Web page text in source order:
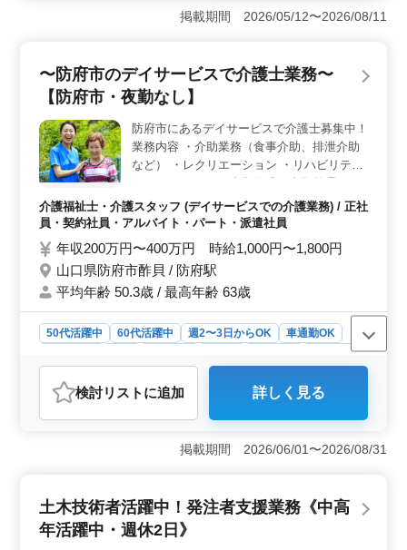
の看護師募集です。40代以上の方々が活躍中で、社会保
障完備の安定した環境でお仕事ができます。精神・神経
け渡しなど、幅広い業務に携わることができます。体位
交換やガーゼ交換、投薬など、患者様のケアに関わる業
を磨きましょう。 ＜ワークライフバランスの実現
＞ 夜勤なしで、残業も少なめの働き方が可能です。ま
た、大型連休も取得しやすい環境が整っています。朝
型、夜型など、働き方に合わせたシフトが組まれてお
り、自身のライフスタイルに合わせて働けます。
掲載期間 2026/05/12〜2026/08/11
〜防府市のデイサービスで介護士業務〜
【防府市・夜勤なし】
防府市にあるデイサービスで介護士募集中！
業務内容 ・介助業務（食事介助、排泄介助
など） ・レクリエーション ・リハビリテー
ションサポート ・書類作成、書類整理 ・サ
ービス利用者の家族との相談、助言 備考 ＊
シフト制(週3日以上相談可能) ＊交通費実費
ご応募お待ちしております♪
介護福祉士・介護スタッフ (デイサービスでの介護業務) / 正社
員・契約社員・アルバイト・パート・派遣社員
年収200万円〜400万円 時給1,000円〜1,800円
山口県防府市酢貝 / 防府駅
平均年齢 50.3歳 / 最高年齢 63歳
50代活躍中 60代活躍中 週2〜3日からOK
車通勤OK
派遣社員
介護福祉士・介護スタッフ
おすすめポイント
＜夜勤なしの勤務体系＞ 夜勤がないため、生活リズム
を保ちやすく、健康的なワークライフバランスを維持で
きます。特に家族や趣味の時間を大切にしたい方におす
間も確保しやすいです。ライフステージに応じた働き方
が選択できます。 ＜アットホームな職場環境＞ ア
検討リスト に追加 詳しく見る
掲載期間 2026/06/01〜2026/08/31
土木技術者活躍中！発注者支援業務《中高
年活躍中・週休2日》